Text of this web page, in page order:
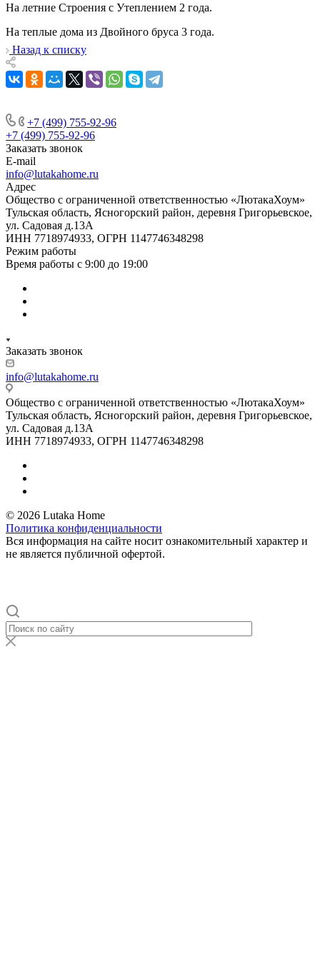
На летние Строения с Утеплением 2 года.
На теплые дома из Двойного бруса 3 года.
Назад к списку
+7 (499) 755-92-96
+7 (499) 755-92-96
Заказать звонок
E-mail
info@lutakahome.ru
Адрес
Общество с ограниченной ответственностью «ЛютакаХоум»
Тульская область, Ясногорский район, деревня Григорьевское,
ул. Садовая д.13А
ИНН 7718974933, ОГРН 1147746348298
Режим работы
Время работы с 9:00 до 19:00
Заказать звонок
info@lutakahome.ru
Общество с ограниченной ответственностью «ЛютакаХоум»
Тульская область, Ясногорский район, деревня Григорьевское,
ул. Садовая д.13А
ИНН 7718974933, ОГРН 1147746348298
© 2026 Lutaka Home
Политика конфиденциальности
Вся информация на сайте носит ознакомительный характер и
не является публичной офертой.